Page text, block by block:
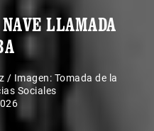
LLAMADA
/ Imagen: Tomada de la
Sociales